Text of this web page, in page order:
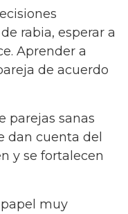
rabia, esperar a
Aprender a
de acuerdo
parejas sanas
dan cuenta del
y se fortalecen
muy